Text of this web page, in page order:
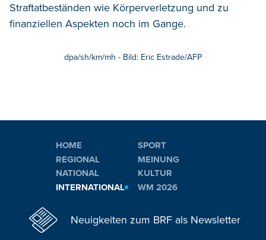
Straftatbeständen wie Körperverletzung und zu
finanziellen Aspekten noch im Gange.
dpa/sh/km/mh - Bild: Eric Estrade/AFP
HOME
REGIONAL
NATIONAL
INTERNATIONAL
SPORT
MEINUNG
KULTUR
WM 2026
Neuigkeiten zum BRF als Newsletter